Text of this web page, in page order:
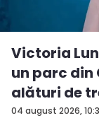
04 august 2026,
Victoria
un parc din
alături de